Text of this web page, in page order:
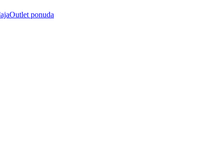
Outlet ponuda